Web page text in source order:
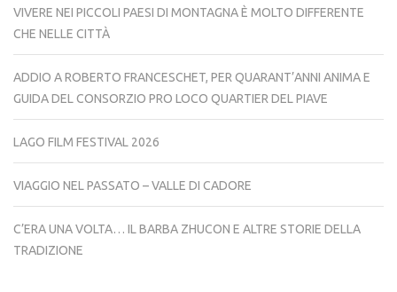
VIVERE NEI PICCOLI PAESI DI MONTAGNA È MOLTO DIFFERENTE
CHE NELLE CITTÀ
ADDIO A ROBERTO FRANCESCHET, PER QUARANT’ANNI ANIMA E
GUIDA DEL CONSORZIO PRO LOCO QUARTIER DEL PIAVE
LAGO FILM FESTIVAL 2026
VIAGGIO NEL PASSATO – VALLE DI CADORE
C’ERA UNA VOLTA… IL BARBA ZHUCON E ALTRE STORIE DELLA
TRADIZIONE